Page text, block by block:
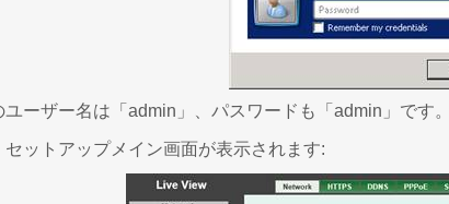
ユーザー名は「admin」、パスワードも「admin」です。
セットアップメイン画面が表示されます: